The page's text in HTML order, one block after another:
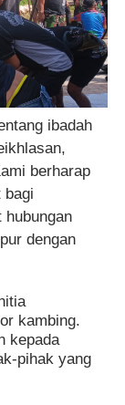
ibadah
berharap
bagi
dengan
kambing.
kepada
pihak yang